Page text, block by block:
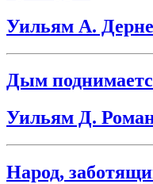
Уильям А.
Дым
Уильям Д.
Народ,